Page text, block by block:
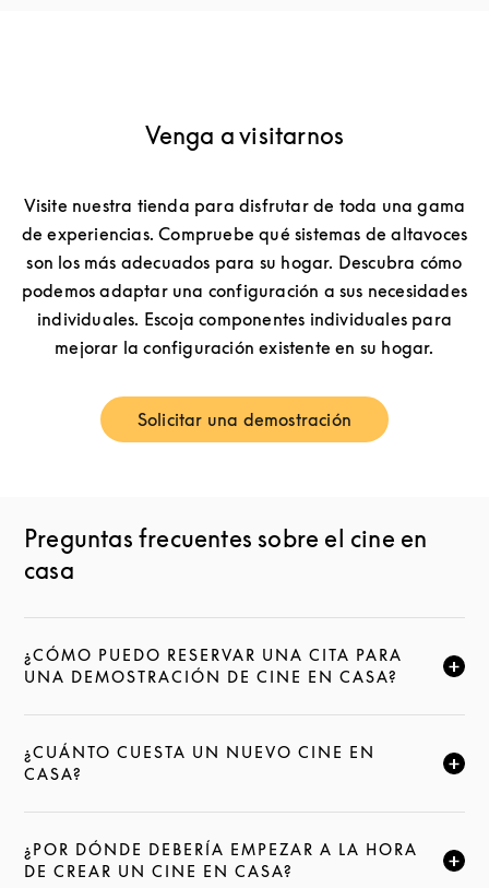
Venga a visitarnos
Visite nuestra tienda para disfrutar de toda una gama
de experiencias. Compruebe qué sistemas de altavoces
son los más adecuados para su hogar. Descubra cómo
podemos adaptar una configuración a sus necesidades
individuales. Escoja componentes individuales para
mejorar la configuración existente en su hogar.
Solicitar una demostración
Link Opens in New Tab
Preguntas frecuentes sobre el cine en
casa
¿CÓMO PUEDO RESERVAR UNA CITA PARA
UNA DEMOSTRACIÓN DE CINE EN CASA?
HAZ CLIC PARA AMPLIAR ESTA DESCRIPCIÓN Y
¿CUÁNTO CUESTA UN NUEVO CINE EN
CASA?
HAZ CLIC PARA AMPLIAR ESTA DESCRIPCIÓN Y
¿POR DÓNDE DEBERÍA EMPEZAR A LA HORA
DE CREAR UN CINE EN CASA?
HAZ CLIC PARA AMPLIAR ESTA DESCRIPCIÓN Y